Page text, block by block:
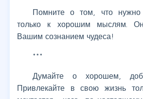
Помните о том, что нужно
только к хорошим мыслям.
Вашим сознанием чудеса!
***
Думайте о хорошем,
Привлекайте в свою жизнь